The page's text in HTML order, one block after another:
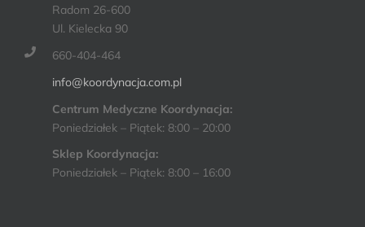
Radom 26-600
Ul. Kielecka 90
660-404-464
info@koordynacja.com.pl
Centrum Medyczne Koordynacja:
Poniedziałek – Piątek: 8:00 – 20:00
Sklep Koordynacja:
Poniedziałek – Piątek: 8:00 – 16:00